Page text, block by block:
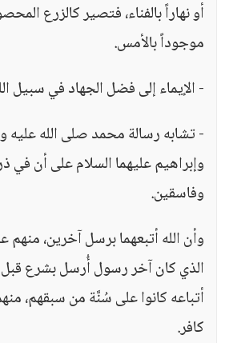
أو نهاراً بالفناء، فتصير كالزرع
موجوداً بالأمس.
- الإيماء إلى فضل الجهاد في سبيل
- تشابه رسالة محمد صلى الله عليه
وإبراهيم عليهما السلام على أن في
وفاسقين.
وأن الله أتبعهما برسل آخرين، منهم
الذي كان آخر رسول أُرسل بشرع قبل
أتباعه كانوا على سُنَّة من سبقهم،
كافر.